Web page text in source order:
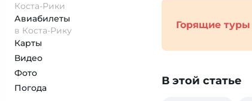
Коста-Рики
Авиабилеты
в Коста-Рику
Карты
Видео
Фото
Погода
Горящие туры
В этой статье